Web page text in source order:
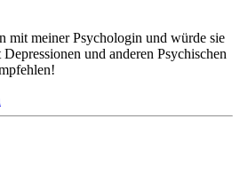
mit meiner Psychologin und würde sie
und anderen Psychischen